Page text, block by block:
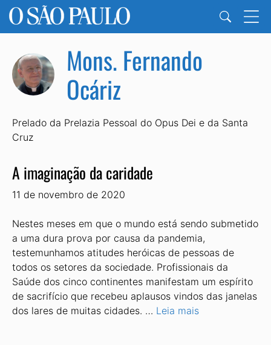
Mons. Fernando
Ocáriz
Prelado da Prelazia Pessoal do Opus Dei e da Santa
Cruz
A imaginação da caridade
11 de novembro de 2020
Nestes meses em que o mundo está sendo submetido
a uma dura prova por causa da pandemia,
testemunhamos atitudes heróicas de pessoas de
todos os setores da sociedade. Profissionais da
Saúde dos cinco continentes manifestam um espírito
de sacrifício que recebeu aplausos vindos das janelas
dos lares de muitas cidades. … Leia mais